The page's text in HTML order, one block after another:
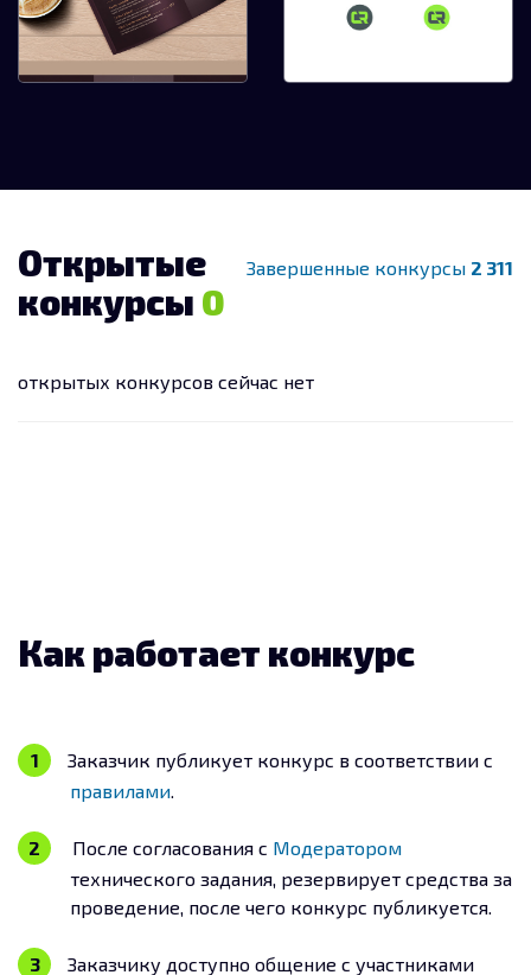
Разработка меню для
Азиатской
технологии
Завершенные конкурсы 2 311
Открытые
конкурсы 0
открытых конкурсов сейчас нет
Как работает конкурс
Заказчик публикует конкурс в соответствии с
правилами.
После согласования с Модератором
технического задания, резервирует средства за
проведение, после чего конкурс публикуется.
Заказчику доступно общение с участниками